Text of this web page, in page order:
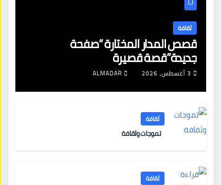
ثقافة
قصص المدار المختارة “صفحة
جديدة”قصة قصيرة
3 أغسطس، 2026 ALMADAR
ثقافة
تموجات وثقافة
ثقافة